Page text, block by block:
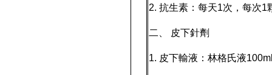
2. 抗生素：每天1次，每次1
二、 皮下針劑
1. 皮下輸液：林格氏液